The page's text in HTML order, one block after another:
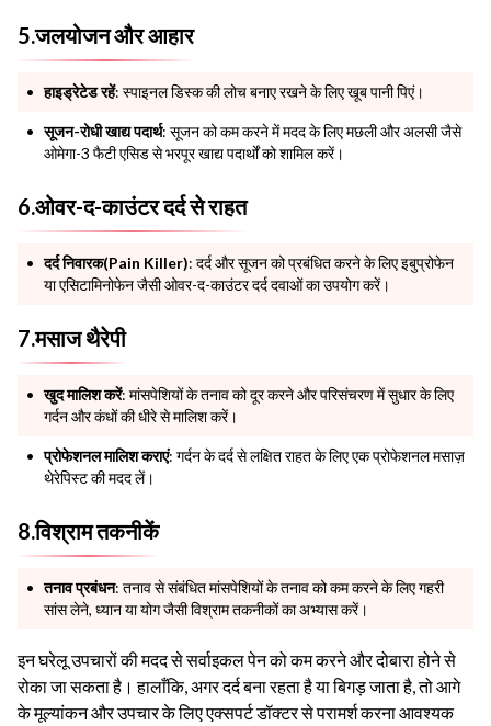
5.जलयोजन और आहार
हाइड्रेटेड रहें: स्पाइनल डिस्क की लोच बनाए रखने के लिए खूब पानी पिएं।
सूजन-रोधी खाद्य पदार्थ: सूजन को कम करने में मदद के लिए मछली और अलसी जैसे
ओमेगा-3 फैटी एसिड से भरपूर खाद्य पदार्थों को शामिल करें।
6.ओवर-द-काउंटर दर्द से राहत
दर्द निवारक(Pain Killer): दर्द और सूजन को प्रबंधित करने के लिए इबुप्रोफेन
या एसिटामिनोफेन जैसी ओवर-द-काउंटर दर्द दवाओं का उपयोग करें।
7.मसाज थैरेपी
खुद मालिश करें: मांसपेशियों के तनाव को दूर करने और परिसंचरण में सुधार के लिए
गर्दन और कंधों की धीरे से मालिश करें।
प्रोफेशनल मालिश कराएं: गर्दन के दर्द से लक्षित राहत के लिए एक प्रोफेशनल मसाज़
थेरेपिस्ट की मदद लें।
8.विश्राम तकनीकें
तनाव प्रबंधन: तनाव से संबंधित मांसपेशियों के तनाव को कम करने के लिए गहरी
सांस लेने, ध्यान या योग जैसी विश्राम तकनीकों का अभ्यास करें।
इन घरेलू उपचारों की मदद से सर्वाइकल पेन को कम करने और दोबारा होने से
रोका जा सकता है। हालाँकि, अगर दर्द बना रहता है या बिगड़ जाता है, तो आगे
के मूल्यांकन और उपचार के लिए एक्सपर्ट डॉक्टर से परामर्श करना आवश्यक